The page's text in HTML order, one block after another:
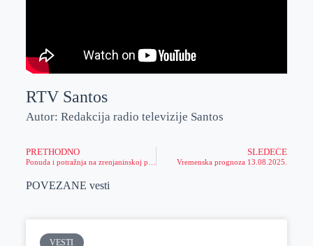
RTV Santos
Autor: Redakcija radio televizije Santos
PRETHODNO SLEDEĆE
Vremenska prognoza 13.08.2025.
POVEZANE vesti
VESTI